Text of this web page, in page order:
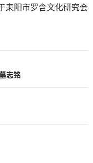
耒阳市罗含文化研究会
志铭